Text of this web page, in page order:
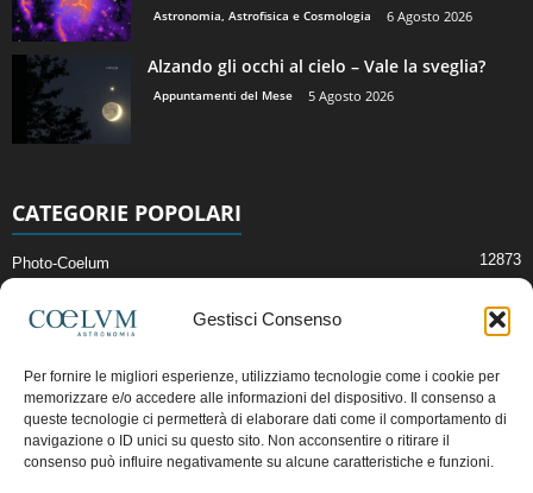
Gestisci Consenso
Per fornire le migliori esperienze, utilizziamo tecnologie come i cookie per
memorizzare e/o accedere alle informazioni del dispositivo. Il consenso a
queste tecnologie ci permetterà di elaborare dati come il comportamento di
navigazione o ID unici su questo sito. Non acconsentire o ritirare il
consenso può influire negativamente su alcune caratteristiche e funzioni.
Astronomia, Astrofisica e Cosmologia 6 Agosto 2026
Alzando gli occhi al cielo – Vale la sveglia?
Appuntamenti del Mese 5 Agosto 2026
CATEGORIE POPOLARI
Photo-Coelum 12873
News di Astronomia 2409
Cielo del Mese
Astronomia, Astrofisica e Cosmologia
Articoli e Risorse On-Line